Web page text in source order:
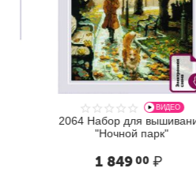
ВИДЕО
2064 Набор для вышивания
"Ночной парк"
1 84900 ₽